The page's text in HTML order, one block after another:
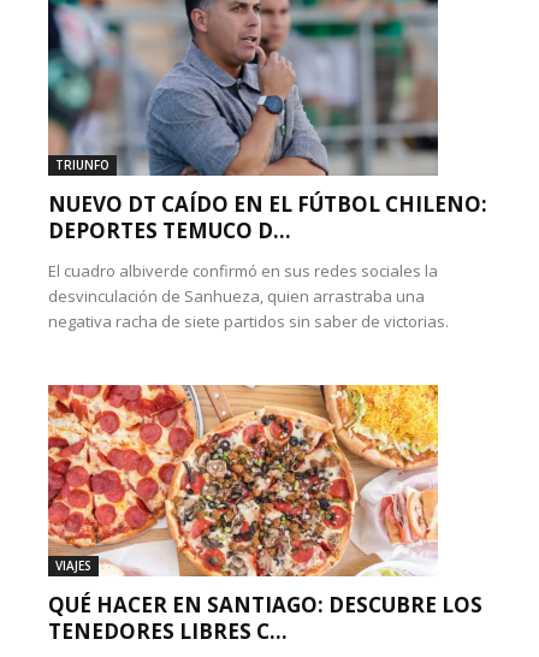
TRIUNFO
NUEVO DT CAÍDO EN EL FÚTBOL CHILENO:
DEPORTES TEMUCO D...
El cuadro albiverde confirmó en sus redes sociales la
desvinculación de Sanhueza, quien arrastraba una
negativa racha de siete partidos sin saber de victorias.
VIAJES
QUÉ HACER EN SANTIAGO: DESCUBRE LOS
TENEDORES LIBRES C...